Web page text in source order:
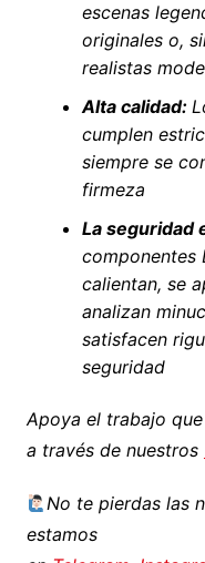
escenas
originales o,
realistas
Alta calidad:
cumplen
siempre se
firmeza
La seguridad
componentes
calientan, se
analizan
satisfacen
seguridad
Apoya el trabajo
a través de nuestros
No te pierdas las
estamos